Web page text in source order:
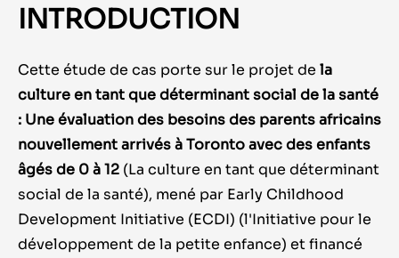
INTRODUCTION
Cette étude de cas porte sur le projet de la
culture en tant que déterminant social de la santé
: Une évaluation des besoins des parents africains
nouvellement arrivés à Toronto avec des enfants
âgés de 0 à 12 (La culture en tant que déterminant
social de la santé), mené par Early Childhood
Development Initiative (ECDI) (l'Initiative pour le
développement de la petite enfance) et financé